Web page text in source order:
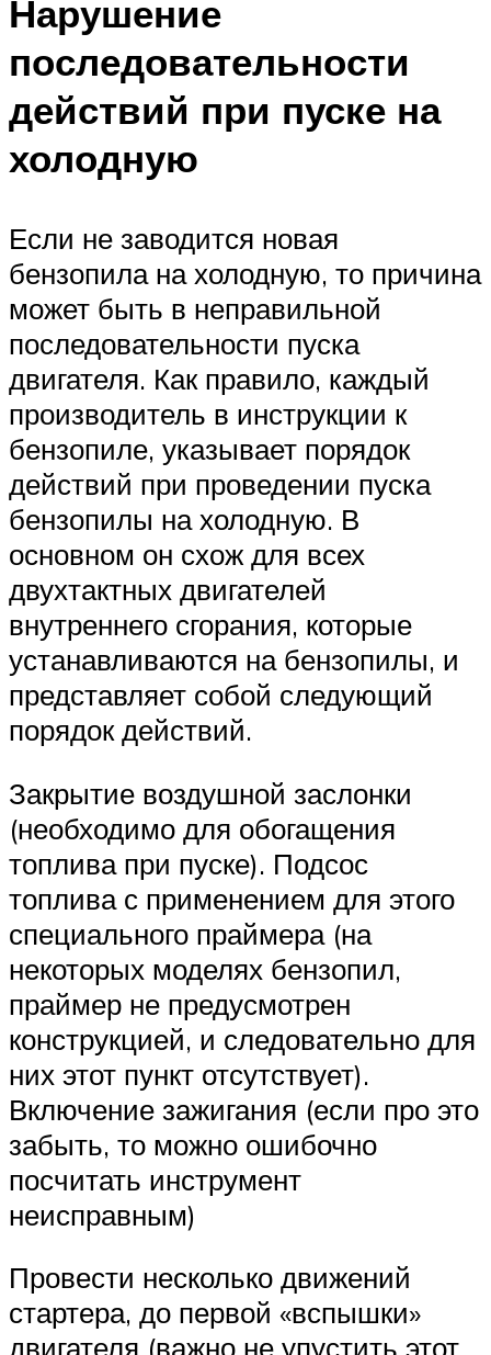
Нарушение
последовательности
действий при пуске на
холодную
Если не заводится новая
бензопила на холодную, то причина
может быть в неправильной
последовательности пуска
двигателя. Как правило, каждый
производитель в инструкции к
бензопиле, указывает порядок
действий при проведении пуска
бензопилы на холодную. В
основном он схож для всех
двухтактных двигателей
внутреннего сгорания, которые
устанавливаются на бензопилы, и
представляет собой следующий
порядок действий.
Закрытие воздушной заслонки
(необходимо для обогащения
топлива при пуске). Подсос
топлива с применением для этого
специального праймера (на
некоторых моделях бензопил,
праймер не предусмотрен
конструкцией, и следовательно для
них этот пункт отсутствует).
Включение зажигания (если про это
забыть, то можно ошибочно
посчитать инструмент
неисправным)
Провести несколько движений
стартера, до первой «вспышки»
двигателя (важно не упустить этот